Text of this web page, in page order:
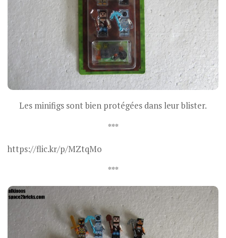
Les minifigs sont bien protégées dans leur blister.
***
https://flic.kr/p/MZtqMo
***